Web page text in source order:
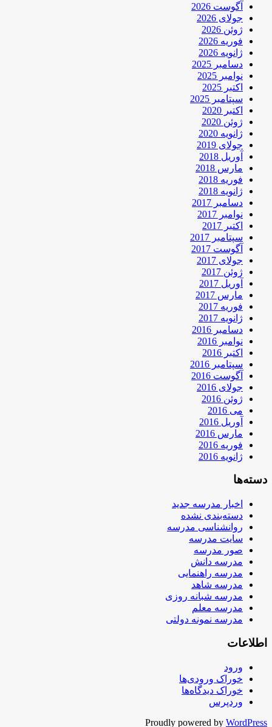
آگوست 2026
جولای 2026
ژوئن 2026
فوریه 2026
ژانویه 2026
دسامبر 2025
نوامبر 2025
اکتبر 2025
سپتامبر 2025
اکتبر 2020
ژوئن 2020
ژانویه 2020
جولای 2019
آوریل 2018
مارس 2018
فوریه 2018
ژانویه 2018
دسامبر 2017
نوامبر 2017
اکتبر 2017
سپتامبر 2017
آگوست 2017
جولای 2017
ژوئن 2017
آوریل 2017
مارس 2017
فوریه 2017
ژانویه 2017
دسامبر 2016
نوامبر 2016
اکتبر 2016
سپتامبر 2016
آگوست 2016
جولای 2016
ژوئن 2016
می 2016
آوریل 2016
مارس 2016
فوریه 2016
ژانویه 2016
دسته‌ها
اخبار مدرسه جدید
دسته‌بندی نشده
روانشناسی مدرسه
سایت مدرسه
صور مدرسه
مدرسه دانش
مدرسه راهنمایی
مدرسه شاهد
مدرسه شبانه روزی
مدرسه معلم
مدرسه نمونه دولتی
اطلاعات
ورود
خوراک ورودی‌ها
خوراک دیدگاه‌ها
وردپرس
Proudly powered by WordPress